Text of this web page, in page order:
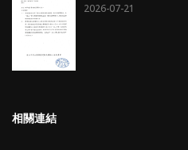
2026-07-21
相關連結